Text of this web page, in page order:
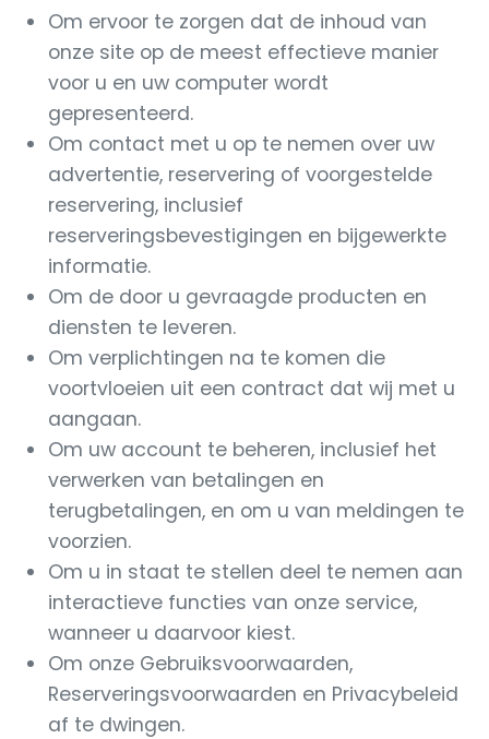
Om ervoor te zorgen dat de inhoud van
onze site op de meest effectieve manier
voor u en uw computer wordt
gepresenteerd.
Om contact met u op te nemen over uw
advertentie, reservering of voorgestelde
reservering, inclusief
reserveringsbevestigingen en bijgewerkte
informatie.
Om de door u gevraagde producten en
diensten te leveren.
Om verplichtingen na te komen die
voortvloeien uit een contract dat wij met u
aangaan.
Om uw account te beheren, inclusief het
verwerken van betalingen en
terugbetalingen, en om u van meldingen te
voorzien.
Om u in staat te stellen deel te nemen aan
interactieve functies van onze service,
wanneer u daarvoor kiest.
Om onze Gebruiksvoorwaarden,
Reserveringsvoorwaarden en Privacybeleid
af te dwingen.